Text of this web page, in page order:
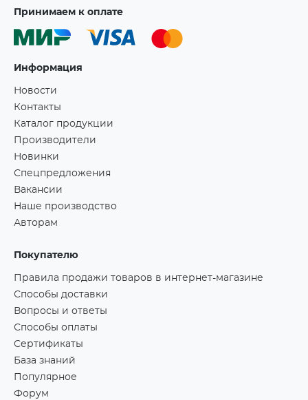
Принимаем к оплате
Информация
Новости
Контакты
Каталог продукции
Производители
Новинки
Спецпредложения
Вакансии
Наше производство
Авторам
Покупателю
Правила продажи товаров в интернет-магазине
Способы доставки
Вопросы и ответы
Способы оплаты
Сертификаты
База знаний
Популярное
Форум